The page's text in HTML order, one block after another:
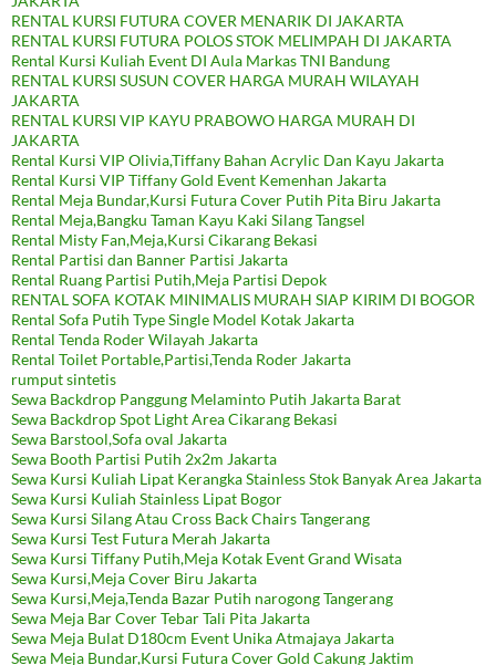
RENTAL KURSI FUTURA COVER MENARIK DI JAKARTA
RENTAL KURSI FUTURA POLOS STOK MELIMPAH DI JAKARTA
Rental Kursi Kuliah Event DI Aula Markas TNI Bandung
RENTAL KURSI SUSUN COVER HARGA MURAH WILAYAH
JAKARTA
RENTAL KURSI VIP KAYU PRABOWO HARGA MURAH DI
JAKARTA
Rental Kursi VIP Olivia,Tiffany Bahan Acrylic Dan Kayu Jakarta
Rental Kursi VIP Tiffany Gold Event Kemenhan Jakarta
Rental Meja Bundar,Kursi Futura Cover Putih Pita Biru Jakarta
Rental Meja,Bangku Taman Kayu Kaki Silang Tangsel
Rental Misty Fan,Meja,Kursi Cikarang Bekasi
Rental Partisi dan Banner Partisi Jakarta
Rental Ruang Partisi Putih,Meja Partisi Depok
RENTAL SOFA KOTAK MINIMALIS MURAH SIAP KIRIM DI BOGOR
Rental Sofa Putih Type Single Model Kotak Jakarta
Rental Tenda Roder Wilayah Jakarta
Rental Toilet Portable,Partisi,Tenda Roder Jakarta
rumput sintetis
Sewa Backdrop Panggung Melaminto Putih Jakarta Barat
Sewa Backdrop Spot Light Area Cikarang Bekasi
Sewa Barstool,Sofa oval Jakarta
Sewa Booth Partisi Putih 2x2m Jakarta
Sewa Kursi Kuliah Lipat Kerangka Stainless Stok Banyak Area Jakarta
Sewa Kursi Kuliah Stainless Lipat Bogor
Sewa Kursi Silang Atau Cross Back Chairs Tangerang
Sewa Kursi Test Futura Merah Jakarta
Sewa Kursi Tiffany Putih,Meja Kotak Event Grand Wisata
Sewa Kursi,Meja Cover Biru Jakarta
Sewa Kursi,Meja,Tenda Bazar Putih narogong Tangerang
Sewa Meja Bar Cover Tebar Tali Pita Jakarta
Sewa Meja Bulat D180cm Event Unika Atmajaya Jakarta
Sewa Meja Bundar,Kursi Futura Cover Gold Cakung Jaktim